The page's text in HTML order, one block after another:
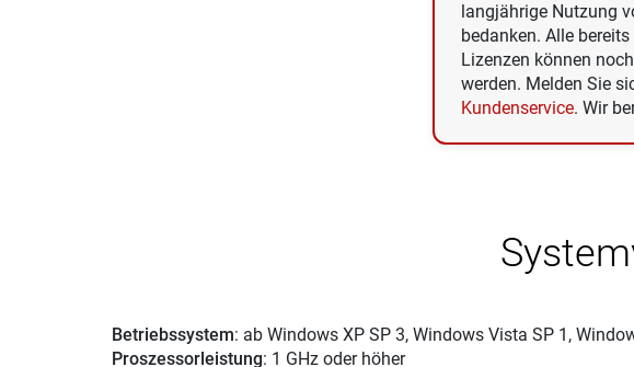
langjährige Nutzung
bedanken. Alle
Lizenzen können
werden. Melden Sie
Kundenservice. Wir
Betriebssystem: ab Windows XP SP 3, Windows Vista SP 1,
Proszessorleistung: 1 GHz oder höher